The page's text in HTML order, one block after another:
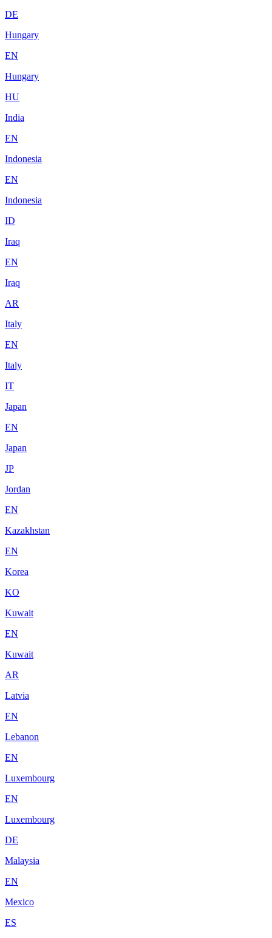
DE
Hungary
EN
Hungary
HU
India
EN
Indonesia
EN
Indonesia
ID
Iraq
EN
Iraq
AR
Italy
EN
Italy
IT
Japan
EN
Japan
JP
Jordan
EN
Kazakhstan
EN
Korea
KO
Kuwait
EN
Kuwait
AR
Latvia
EN
Lebanon
EN
Luxembourg
EN
Luxembourg
DE
Malaysia
EN
Mexico
ES